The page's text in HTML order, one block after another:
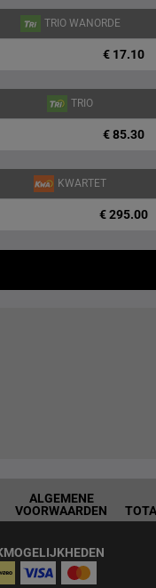
TRIO WANORDE
€ 17.10
TRIO
€ 85.30
KWARTET
€ 295.00
ALGEMENE
VOORWAARDEN